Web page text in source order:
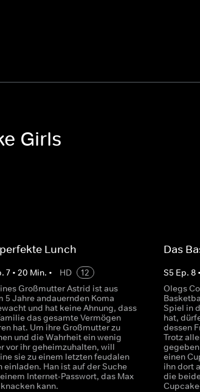
Girls
Lunch
7 •20 Min. • HD
12
Großmutter Astrid ist aus
5 Jahre andauernden Koma
und hat keine Ahnung, dass
das gesamte Vermögen
hat. Um ihre Großmutter zu
und die Wahrheit ein wenig
vor ihr geheimzuhalten, will
sie zu einem letzten feudalen
einladen. Han ist auf der Suche
Internet-Passwort, das Max
kann.
Das
S5 Ep. 8•
Olegs
Spiel in
hat,
dessen
Trotz
einen
ihn dort
die